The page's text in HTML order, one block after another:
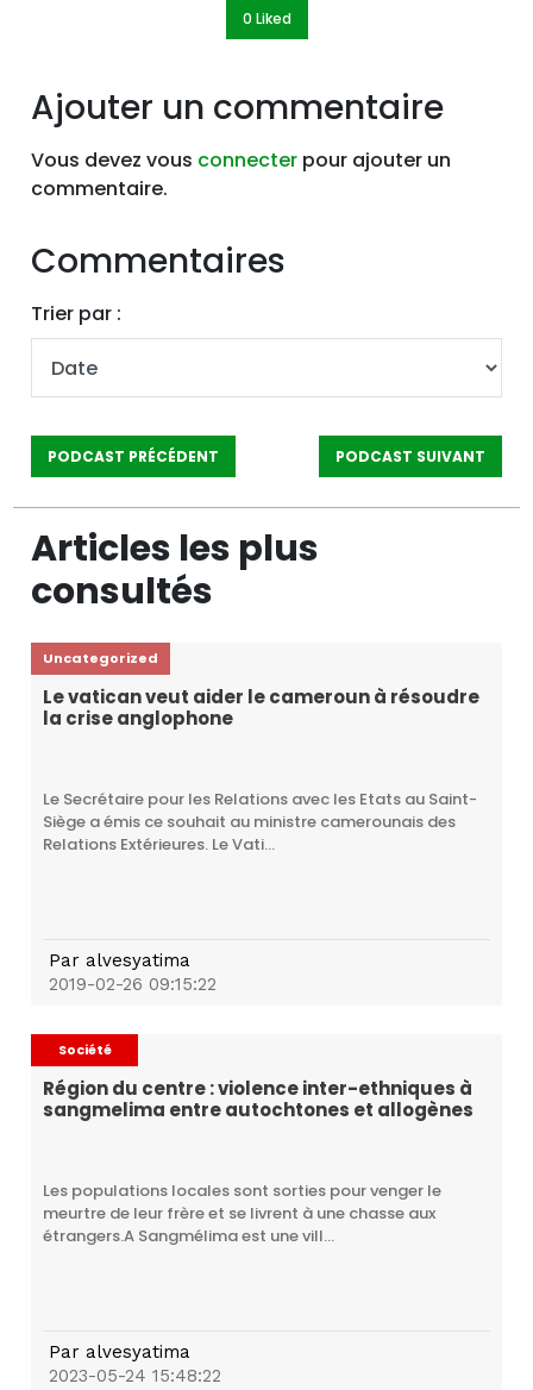
0 Liked
Ajouter un commentaire
Vous devez vous connecter pour ajouter un
commentaire.
Commentaires
Trier par :
PODCAST PRÉCÉDENT PODCAST SUIVANT
Articles les plus
consultés
Uncategorized
Le vatican veut aider le cameroun à résoudre
la crise anglophone
Le Secrétaire pour les Relations avec les Etats au Saint-
Siège a émis ce souhait au ministre camerounais des
Relations Extérieures. Le Vati...
Paralvesyatima
2019-02-26 09:15:22
Société
Région du centre : violence inter-ethniques à
sangmelima entre autochtones et allogènes
Les populations locales sont sorties pour venger le
meurtre de leur frère et se livrent à une chasse aux
étrangers.A Sangmélima est une vill...
Paralvesyatima
2023-05-24 15:48:22